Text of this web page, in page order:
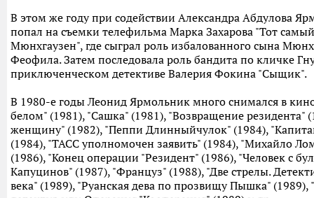
В этом же году при содействии Александра Абдулова
попал на съемки телефильма Марка Захарова "Тот самый
Мюнхгаузен", где сыграл роль избалованного сына
Феофила. Затем последовала роль бандита по кличке
приключенческом детективе Валерия Фокина "Сыщик".
В 1980-е годы Леонид Ярмольник много снимался в
белом" (1981), "Сашка" (1981), "Возвращение резидента"
женщину" (1982), "Пеппи Длинныйчулок" (1984),
(1984), "ТАСС уполномочен заявить" (1984), "Михайло
(1986), "Конец операции "Резидент" (1986), "Человек с
Капуцинов" (1987), "Француз" (1988), "Две стрелы.
века" (1989), "Руанская дева по прозвищу Пышка" (1989),